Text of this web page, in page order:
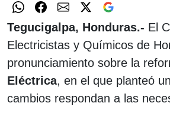
Tegucigalpa, Honduras.- El
Electricistas y Químicos de
pronunciamiento sobre la
Eléctrica, en el que planteó
cambios respondan a las